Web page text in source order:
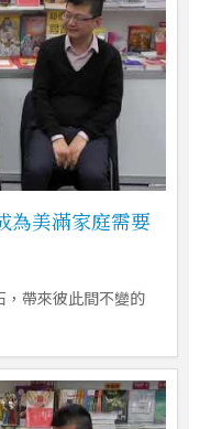
為美滿家庭需要
，帶來彼此間不變的